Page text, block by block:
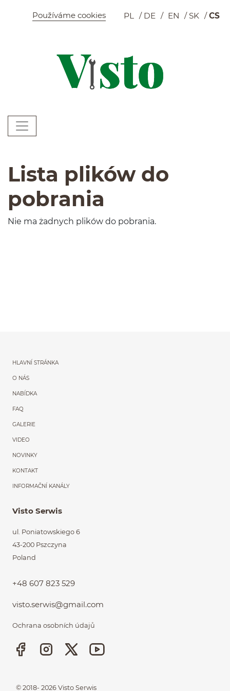
Szybkie menu
Používáme cookies PL DE EN SK CS
Menu główne
Lista plików do
pobrania
Nie ma żadnych plików do pobrania.
Menu główne
HLAVNÍ STRÁNKA
O NÁS
NABÍDKA
FAQ
GALERIE
VIDEO
NOVINKY
KONTAKT
INFORMAČNÍ KANÁLY
Visto Serwis
ul. Poniatowskiego 6
43-200 Pszczyna
Poland
+48 607 823 529
visto.serwis@gmail.com
Ochrana osobních údajů
© 2018- 2026 Visto Serwis